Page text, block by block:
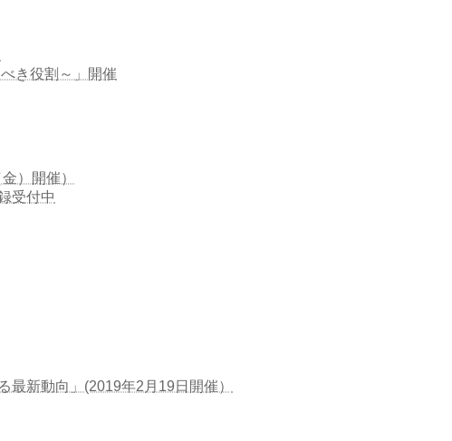
き役割～」開催
）開催）
受付中
最新動向」(2019年2月19日開催）